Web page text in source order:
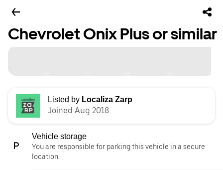
Chevrolet Onix Plus or similar
Listed by Localiza Zarp
Joined Aug 2018
Vehicle storage
You are responsible for parking this vehicle in a secure
location.